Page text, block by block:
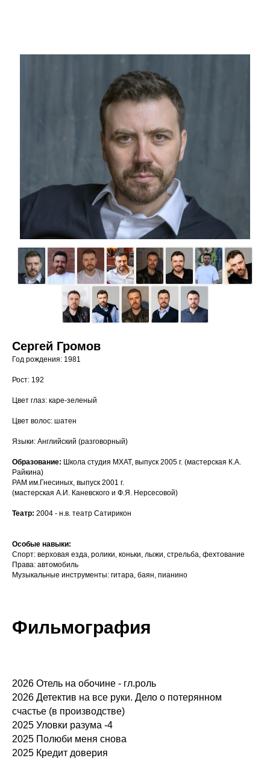
Сергей Громов
Год рождения: 1981
Рост: 192
Цвет глаз: каре-зеленый
Цвет волос: шатен
Языки: Английский (разговорный)
Образование: Школа студия МХАТ, выпуск 2005 г. (мастерская К.А.
Райкина)
РАМ им.Гнесиных, выпуск 2001 г.
(мастерская А.И. Каневского и Ф.Я. Нерсесовой)
Театр: 2004 - н.в. театр Сатирикон
Особые навыки:
Спорт: верховая езда, ролики, коньки, лыжи, стрельба, фехтование
Права: автомобиль
Музыкальные инструменты: гитара, баян, пианино
Фильмография
2026 Отель на обочине - гл.роль
2026 Детектив на все руки. Дело о потерянном
счастье (в производстве)
2025 Уловки разума -4
2025 Полюби меня снова
2025 Кредит доверия